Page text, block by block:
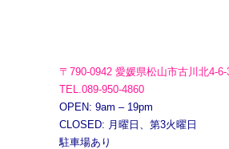
〒790-0942 愛媛県松山市古川北4-6-
TEL.089-950-4860
OPEN: 9am – 19pm
CLOSED: 月曜日、第3火曜日
駐車場あり